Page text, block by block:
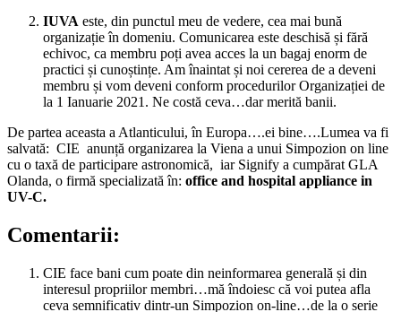
IUVA este, din punctul meu de vedere, cea mai bună
organizație în domeniu. Comunicarea este deschisă și fără
echivoc, ca membru poți avea acces la un bagaj enorm de
practici și cunoștințe. Am înaintat și noi cererea de a deveni
membru și vom deveni conform procedurilor Organizației de
la 1 Ianuarie 2021. Ne costă ceva…dar merită banii.
De partea aceasta a Atlanticului, în Europa….ei bine….Lumea va fi
salvată: CIE anunță organizarea la Viena a unui Simpozion on line
cu o taxă de participare astronomică, iar Signify a cumpărat GLA
Olanda, o firmă specializată în: office and hospital appliance in
UV-C.
Comentarii:
CIE face bani cum poate din neinformarea generală și din
interesul propriilor membri…mă îndoiesc că voi putea afla
ceva semnificativ dintr-un Simpozion on-line…de la o serie